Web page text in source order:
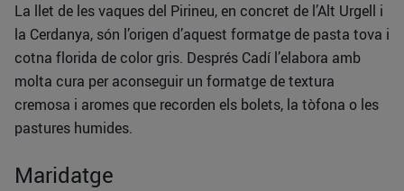
La llet de les vaques del Pirineu, en concret de l’Alt Urgell i
la Cerdanya, són l’origen d’aquest formatge de pasta tova i
cotna florida de color gris. Després Cadí l’elabora amb
molta cura per aconseguir un formatge de textura
cremosa i aromes que recorden els bolets, la tòfona o les
pastures humides.
Maridatge